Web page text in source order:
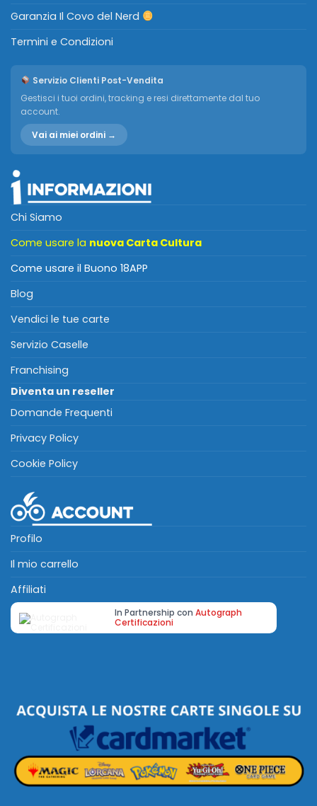
Garanzia Il Covo del Nerd
Termini e Condizioni
Servizio Clienti Post-Vendita
Gestisci i tuoi ordini, tracking e resi direttamente dal tuo
account.
Vai ai miei ordini →
Chi Siamo
Come usare la nuova Carta Cultura
Come usare il Buono 18APP
Blog
Vendici le tue carte
Servizio Caselle
Franchising
Diventa un reseller
Domande Frequenti
Privacy Policy
Cookie Policy
Profilo
Il mio carrello
Affiliati
In Partnership con Autograph
Certificazioni